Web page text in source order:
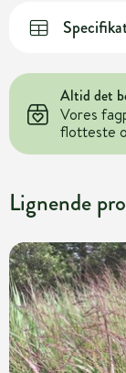
Altid det
Vores
flotteste
Lignende